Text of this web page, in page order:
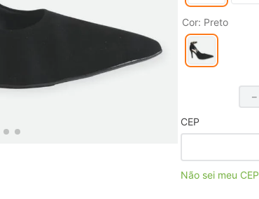
Cor: Preto
－
CEP
Não sei meu CEP